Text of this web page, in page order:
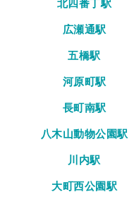
北四番丁駅
広瀬通駅
五橋駅
河原町駅
長町南駅
八木山動物公園駅
川内駅
大町西公園駅